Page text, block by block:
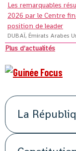
Les remarquables
2026 par le Centre
position de leader
DUBAÏ, Émirats Arabes
Plus d'actualités
La